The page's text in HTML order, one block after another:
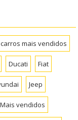
carros mais vendidos
Ducati Fiat
Jeep
Mais vendidos